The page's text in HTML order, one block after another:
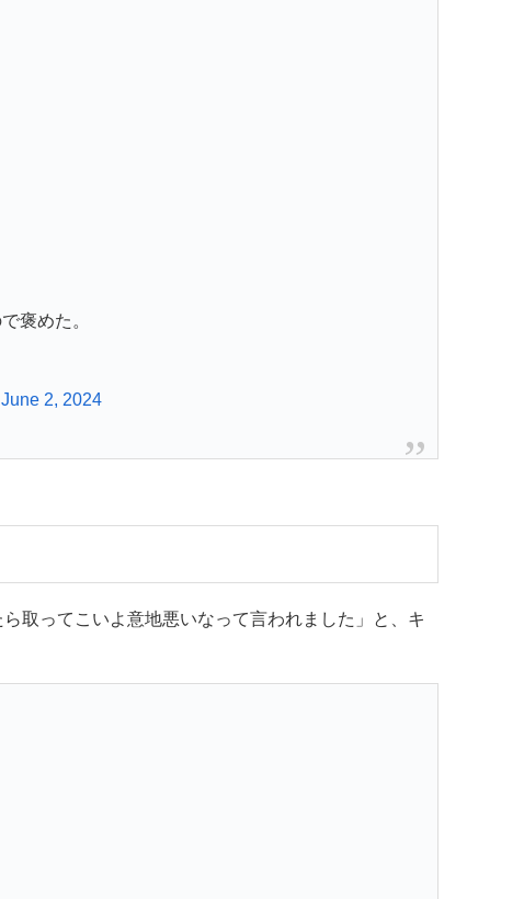
褒めた。
June 2, 2024
取ってこいよ意地悪いなって言われました」と、キ